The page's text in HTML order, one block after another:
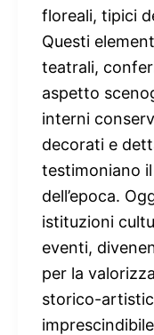
floreali, tipici
Questi
teatrali,
aspetto
interni
decorati e
testimoniano
dell’epoca.
istituzioni
eventi,
per la
storico-